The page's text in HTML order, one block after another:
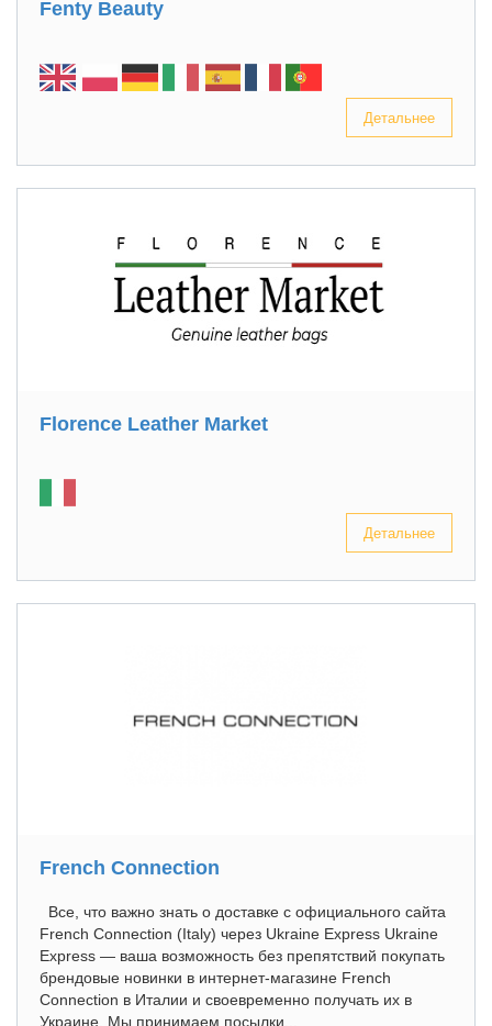
Fenty Beauty
Детальнее
Florence Leather Market
Детальнее
French Connection
Все, что важно знать о доставке с официального сайта
French Connection (Italy) через Ukraine Express Ukraine
Express — ваша возможность без препятствий покупать
брендовые новинки в интернет-магазине French
Connection в Италии и своевременно получать их в
Украине. Мы принимаем посылки...